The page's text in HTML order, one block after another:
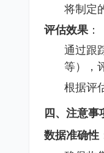
将制定
评估效果 ：
通过跟
等），
根据评
四、注意事
数据准确性